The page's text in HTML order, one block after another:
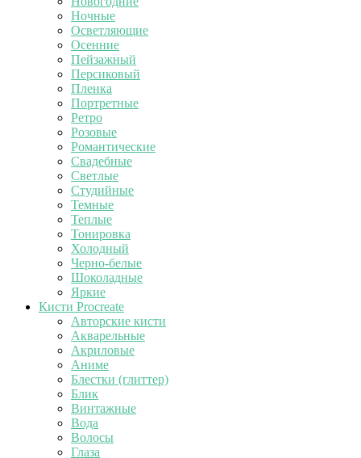
Ночные
Осветляющие
Осенние
Пейзажный
Персиковый
Пленка
Портретные
Ретро
Розовые
Романтические
Свадебные
Светлые
Студийные
Темные
Теплые
Тонировка
Холодный
Черно-белые
Шоколадные
Яркие
Кисти Procreate
Авторские кисти
Акварельные
Акриловые
Аниме
Блестки (глиттер)
Блик
Винтажные
Вода
Волосы
Глаза